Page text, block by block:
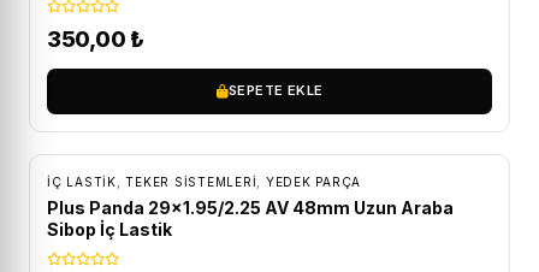
350,00 ₺
SEPETE EKLE
İÇ LASTIK ,TEKER SISTEMLERI YEDEK PARÇA
Plus Panda 29×1.95/2.25 AV 48mm Uzun Araba
Sibop İç Lastik